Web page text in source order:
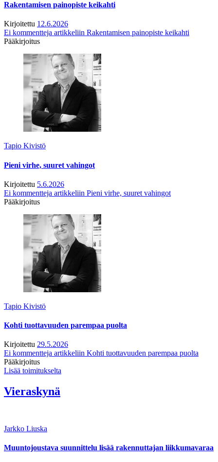
Rakentamisen painopiste keikahti
Kirjoitettu 12.6.2026
Ei kommentteja artikkeliin Rakentamisen painopiste keikahti
Pääkirjoitus
Tapio Kivistö
Pieni virhe, suuret vahingot
Kirjoitettu 5.6.2026
Ei kommentteja artikkeliin Pieni virhe, suuret vahingot
Pääkirjoitus
Tapio Kivistö
Kohti tuottavuuden parempaa puolta
Kirjoitettu 29.5.2026
Ei kommentteja artikkeliin Kohti tuottavuuden parempaa puolta
Pääkirjoitus
Lisää toimitukselta
Vieraskynä
Jarkko Liuska
Muuntojoustava suunnittelu lisää rakennuttajan liikkumavaraa